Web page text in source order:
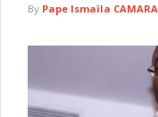
By Pape Ismaïla CAMARA